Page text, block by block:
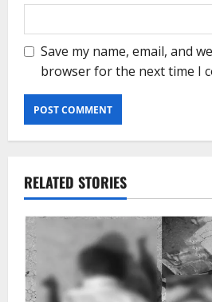
Save my name, email, and
browser for the next time I
RELATED STORIES